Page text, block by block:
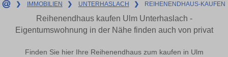
❯ IMMOBILIEN ❯ UNTERHASLACH ❯ REIHENENDHAUS-KAUFEN
Reihenendhaus kaufen Ulm Unterhaslach -
Eigentumswohnung in der Nähe finden auch von privat
Finden Sie hier Ihre Reihenendhaus zum kaufen in Ulm